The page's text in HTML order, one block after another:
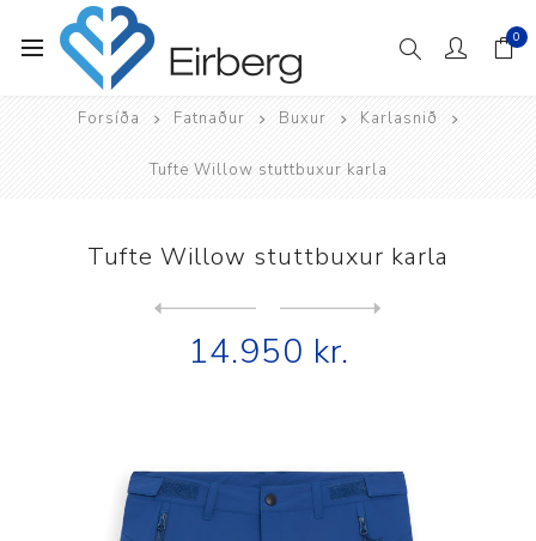
0
Forsíða Fatnaður Buxur Karlasnið
Tufte Willow stuttbuxur karla
Tufte Willow stuttbuxur karla
14.950 kr.